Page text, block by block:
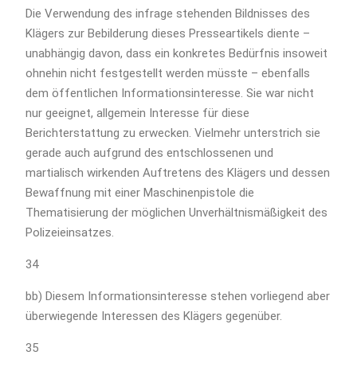
Die Verwendung des infrage stehenden Bildnisses des
Klägers zur Bebilderung dieses Presseartikels diente –
unabhängig davon, dass ein konkretes Bedürfnis insoweit
ohnehin nicht festgestellt werden müsste – ebenfalls
dem öffentlichen Informationsinteresse. Sie war nicht
nur geeignet, allgemein Interesse für diese
Berichterstattung zu erwecken. Vielmehr unterstrich sie
gerade auch aufgrund des entschlossenen und
martialisch wirkenden Auftretens des Klägers und dessen
Bewaffnung mit einer Maschinenpistole die
Thematisierung der möglichen Unverhältnismäßigkeit des
Polizeieinsatzes.
34
bb) Diesem Informationsinteresse stehen vorliegend aber
überwiegende Interessen des Klägers gegenüber.
35